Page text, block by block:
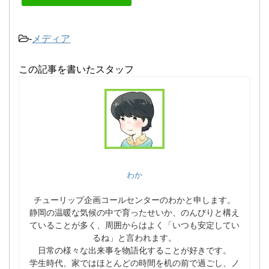
- メディア
この記事を書いたスタッフ
わか
チューリップ企画コールセンターのわかと申します。
静岡の温暖な気候の中で育ったせいか、のんびりと構え
ていることが多く、周囲からはよく「いつも安定してい
るね」と言われます。
日常の様々な出来事を物語化することが好きです。
学生時代、家ではほとんどの時間を机の前で過ごし、ノ